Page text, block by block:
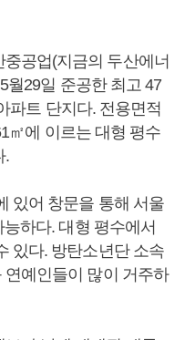
공업(지금의 두산에너
월29일 준공한 최고 47
파트 단지다. 전용면적
㎡에 이르는 대형 평수
.
있어 창문을 통해 서울
하다. 대형 평수에서
있다. 방탄소년단 소속
예인들이 많이 거주하